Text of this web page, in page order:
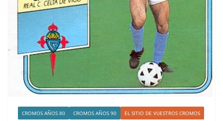
CROMOS AÑOS 80 CROMOS AÑOS 90 EL SITIO DE VUESTROS CROMOS